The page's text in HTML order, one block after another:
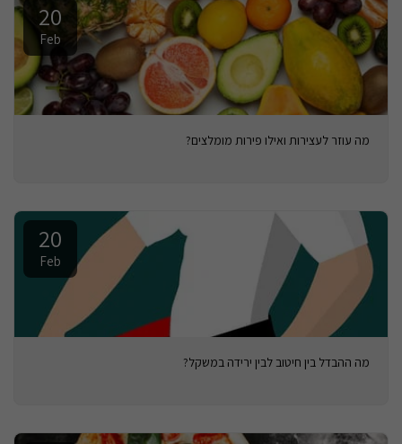
20
Feb
מה עוזר לעצירות ואילו פירות מומלצים?
20
Feb
מה ההבדל בין חיטוב לבין ירידה במשקל?